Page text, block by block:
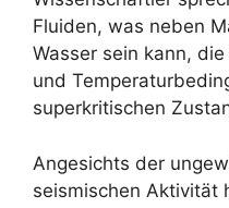
Fluiden, was neben
Wasser sein kann,
und
superkritischen
Angesichts der
seismischen Aktivität